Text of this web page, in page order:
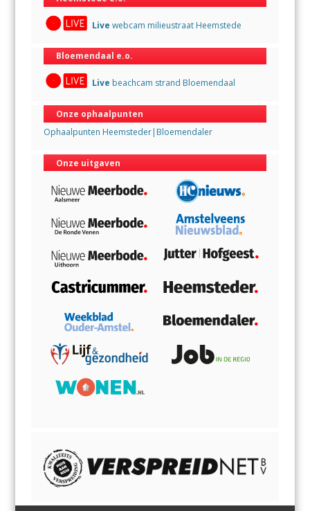
Live webcam milieustraat Heemstede
Bloemendaal e.o.
Live beachcam strand Bloemendaal
Onze ophaalpunten
Ophaalpunten Heemsteder|Bloemendaler
Onze uitgaven